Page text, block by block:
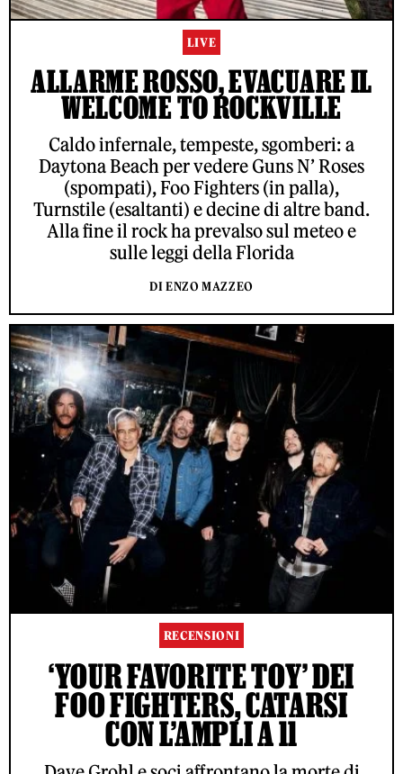
LIVE
ALLARME ROSSO, EVACUARE IL
WELCOME TO ROCKVILLE
Caldo infernale, tempeste, sgomberi: a
Daytona Beach per vedere Guns N’ Roses
(spompati), Foo Fighters (in palla),
Turnstile (esaltanti) e decine di altre band.
Alla fine il rock ha prevalso sul meteo e
sulle leggi della Florida
DI ENZO MAZZEO
RECENSIONI
‘YOUR FAVORITE TOY’ DEI
FOO FIGHTERS, CATARSI
CON L’AMPLI A 11